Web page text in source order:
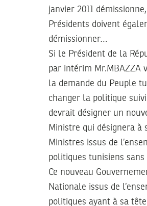
janvier 2011
Présidents doivent
démissionner…
Si le Président de la
par intérim Mr.MBAZZA
la demande du Peuple
changer la politique
devrait désigner un
Ministre qui désignera à
Ministres issus de
politiques tunisiens sans
Ce nouveau
Nationale issus de
politiques ayant à sa